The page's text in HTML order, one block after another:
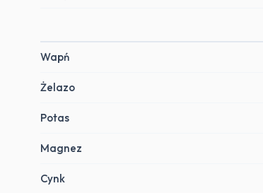
Wapń
Żelazo
Potas
Magnez
Cynk